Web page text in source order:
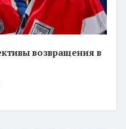
возвращения в